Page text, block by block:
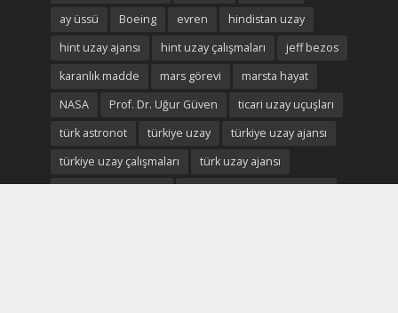
ay üssü
Boeing evren
hindistan uzay
hint uzay ajansı
hint uzay çalışmaları
jeff bezos
karanlık madde
mars görevi
marsta hayat
NASA
Prof. Dr. Uğur Güven
ticari uzay uçuşları
türk astronot
türkiye uzay
türkiye uzay ajansı
türkiye uzay çalışmaları
türk uzay ajansı